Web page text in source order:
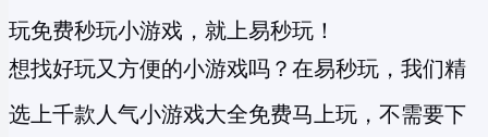
玩免费秒玩小游戏，就上易秒玩！
想找好玩又方便的小游戏吗？在易秒玩，我们精
选上千款人气小游戏大全免费马上玩，不需要下